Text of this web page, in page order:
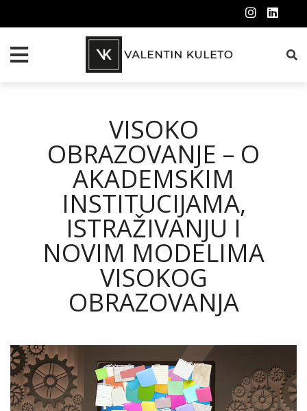
VISOKO
OBRAZOVANJE – O
AKADEMSKIM
INSTITUCIJAMA,
ISTRAŽIVANJU I
NOVIM MODELIMA
VISOKOG
OBRAZOVANJA